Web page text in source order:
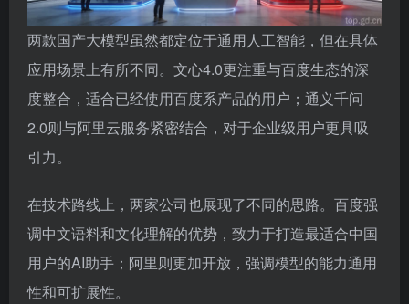
两款国产大模型虽然都定位于通用人工智能，但在具体
应用场景上有所不同。文心4.0更注重与百度生态的深
度整合，适合已经使用百度系产品的用户；通义千问
2.0则与阿里云服务紧密结合，对于企业级用户更具吸
引力。
在技术路线上，两家公司也展现了不同的思路。百度强
调中文语料和文化理解的优势，致力于打造最适合中国
用户的AI助手；阿里则更加开放，强调模型的能力通用
性和可扩展性。